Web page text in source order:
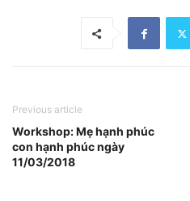
Previous article
Workshop: Mẹ hạnh phúc
con hạnh phúc ngày
11/03/2018